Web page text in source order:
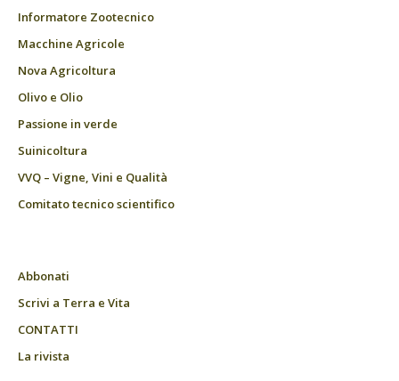
Informatore Zootecnico
Macchine Agricole
Nova Agricoltura
Olivo e Olio
Passione in verde
Suinicoltura
VVQ – Vigne, Vini e Qualità
Comitato tecnico scientifico
Abbonati
Scrivi a Terra e Vita
CONTATTI
La rivista